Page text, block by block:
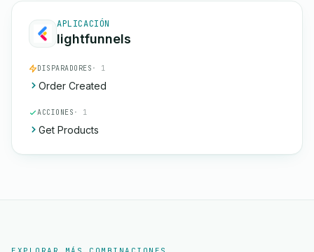
APLICACIÓN
lightfunnels
DISPARADORES · 1
Order Created
ACCIONES · 1
Get Products